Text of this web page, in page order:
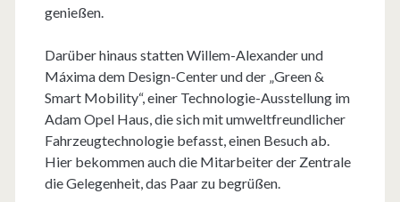
genießen.
Darüber hinaus statten Willem-Alexander und
Máxima dem Design-Center und der „Green &
Smart Mobility“, einer Technologie-Ausstellung im
Adam Opel Haus, die sich mit umweltfreundlicher
Fahrzeugtechnologie befasst, einen Besuch ab.
Hier bekommen auch die Mitarbeiter der Zentrale
die Gelegenheit, das Paar zu begrüßen.